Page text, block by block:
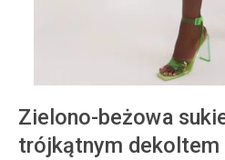
Zielono-beżowa
trójkątnym dekoltem